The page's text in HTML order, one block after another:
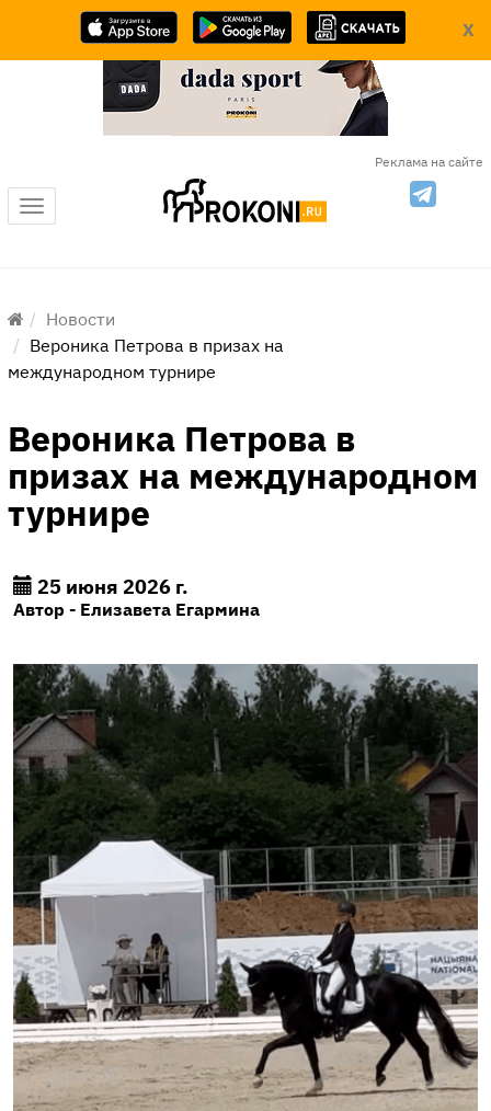
X
Реклама на сайте
Меню
Новости
Вероника Петрова в призах на
международном турнире
Вероника Петрова в
призах на международном
турнире
25 июня 2026 г.
Автор - Елизавета Егармина